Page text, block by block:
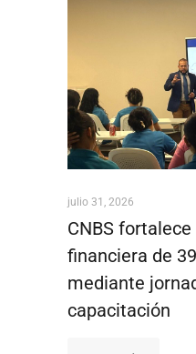
julio 31, 2026
CNBS
financiera de
mediante
capacitación